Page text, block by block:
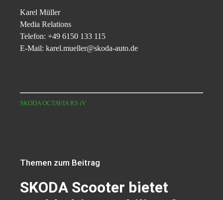
Karel Müller
Media Relations
Telefon: +49 6150 133 115
E-Mail: karel.mueller@skoda-auto.de
SKODA OCTAVIA RS iV
Themen zum Beitrag
SKODA Scooter bietet